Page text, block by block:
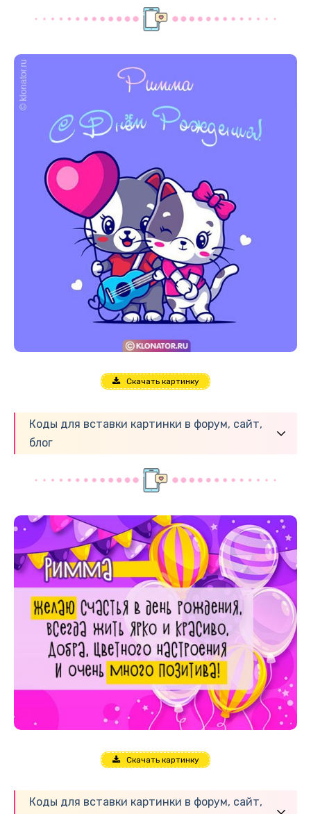
Скачать картинку
Коды для вставки картинки в форум, сайт,
блог
Скачать картинку
Коды для вставки картинки в форум, сайт,